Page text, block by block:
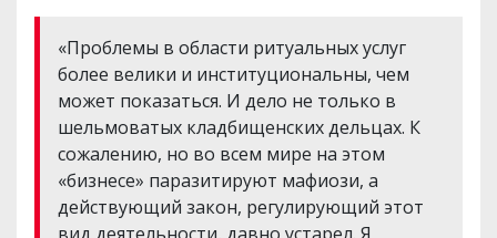
«Проблемы в области ритуальных услуг
более велики и институциональны, чем
может показаться. И дело не только в
шельмоватых кладбищенских дельцах. К
сожалению, но во всем мире на этом
«бизнесе» паразитируют мафиози, а
действующий закон, регулирующий этот